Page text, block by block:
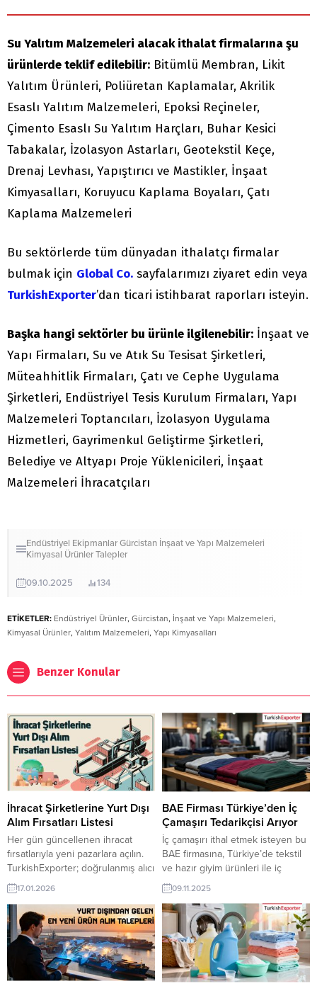
Su Yalıtım Malzemeleri alacak ithalat firmalarına şu
ürünlerde teklif edilebilir: Bitümlü Membran, Likit
Yalıtım Ürünleri, Poliüretan Kaplamalar, Akrilik
Esaslı Yalıtım Malzemeleri, Epoksi Reçineler,
Çimento Esaslı Su Yalıtım Harçları, Buhar Kesici
Tabakalar, İzolasyon Astarları, Geotekstil Keçe,
Drenaj Levhası, Yapıştırıcı ve Mastikler, İnşaat
Kimyasalları, Koruyucu Kaplama Boyaları, Çatı
Kaplama Malzemeleri
Bu sektörlerde tüm dünyadan ithalatçı firmalar
bulmak için Global Co. sayfalarımızı ziyaret edin veya
TurkishExporter’dan ticari istihbarat raporları isteyin.
Başka hangi sektörler bu ürünle ilgilenebilir: İnşaat ve
Yapı Firmaları, Su ve Atık Su Tesisat Şirketleri,
Müteahhitlik Firmaları, Çatı ve Cephe Uygulama
Şirketleri, Endüstriyel Tesis Kurulum Firmaları, Yapı
Malzemeleri Toptancıları, İzolasyon Uygulama
Hizmetleri, Gayrimenkul Geliştirme Şirketleri,
Belediye ve Altyapı Proje Yüklenicileri, İnşaat
Malzemeleri İhracatçıları
Endüstriyel EkipmanlarGürcistan İnşaat ve Yapı Malzemeleri
Kimyasal ÜrünlerTalepler
09.10.2025 134
ETİKETLER: Endüstriyel Ürünler, Gürcistan, İnşaat ve Yapı Malzemeleri,
Kimyasal Ürünler, Yalıtım Malzemeleri, Yapı Kimyasalları
Benzer Konular
İhracat Şirketlerine Yurt Dışı
Alım Fırsatları Listesi
Her gün güncellenen ihracat
fırsatlarıyla yeni pazarlara açılın.
TurkishExporter; doğrulanmış alıcı
talepleri, sektör bazlı ilanlar ve
hedef ülke odaklı eşleştirmelerle
Türk ihracatçılarını dünyanın dört
bir yanındaki alıcılarla buluşturur.
Günün Öne Çıkan Alım Talepleri
İngiltere Firması, Meşe Ahşap
Parke İthal EdecekErmenistan
Şirketi, Laminat Kaplama Almak
17.01.2026
BAE Firması Türkiye’den İç
Çamaşırı Tedarikçisi Arıyor
İç çamaşırı ithal etmek isteyen bu
BAE firmasına, Türkiye’de tekstil
ve hazır giyim ürünleri ile iç
çamaşırı üreticisi veya tedarikçisi
olan ihracatçı firmalar teklif
sunabilirler. Yeni bir ihracat pazarı
fırsatı olan bu alım ilanının iletişim
bilgilerine TurkishExporter VIP
üyeleri ile TE üyelik kredisi sahibi
ihracat şirketleri erişebilmektedir.
➤ Bu ithalat...
09.11.2025